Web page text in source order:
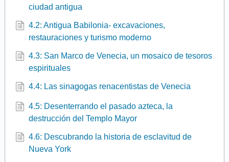
ciudad antigua
4.2: Antigua Babilonia- excavaciones,
restauraciones y turismo moderno
4.3: San Marco de Venecia, un mosaico de tesoros
espirituales
4.4: Las sinagogas renacentistas de Venecia
4.5: Desenterrando el pasado azteca, la
destrucción del Templo Mayor
4.6: Descubrando la historia de esclavitud de
Nueva York